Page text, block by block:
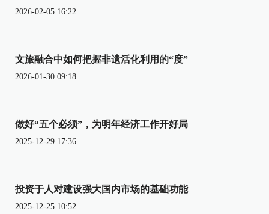
2026-02-05 16:22
文旅融合中如何把握非遗活化利用的“度”
2026-01-30 09:18
做好“五个必须”，为明年经济工作开好局
2025-12-29 17:36
投资于人对建设强大国内市场的基础功能
2025-12-25 10:52